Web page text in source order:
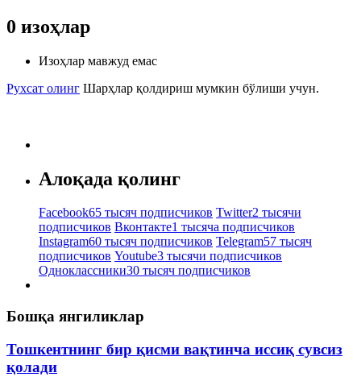
0 изоҳлар
Изоҳлар мавжуд емас
Рухсат олинг Шарҳлар қолдириш мумкин бўлиши учун.
Алоқада қолинг
Facebook65 тысяч подписчиков Twitter2 тысячи
подписчиков Вконтакте1 тысяча подписчиков
Instagram60 тысяч подписчиков Telegram57 тысяч
подписчиков Youtube3 тысячи подписчиков
Одноклассники30 тысяч подписчиков
Бошқа янгиликлар
Тошкентнинг бир қисми вақтинча иссиқ сувсиз
қолади